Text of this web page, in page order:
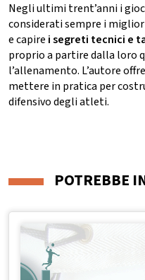
Negli ultimi trent’anni i
considerati sempre i
e capire i segreti tecnici e
proprio a partire dalla loro
l’allenamento. L’autore
mettere in pratica per
difensivo degli atleti.
POTREBBE